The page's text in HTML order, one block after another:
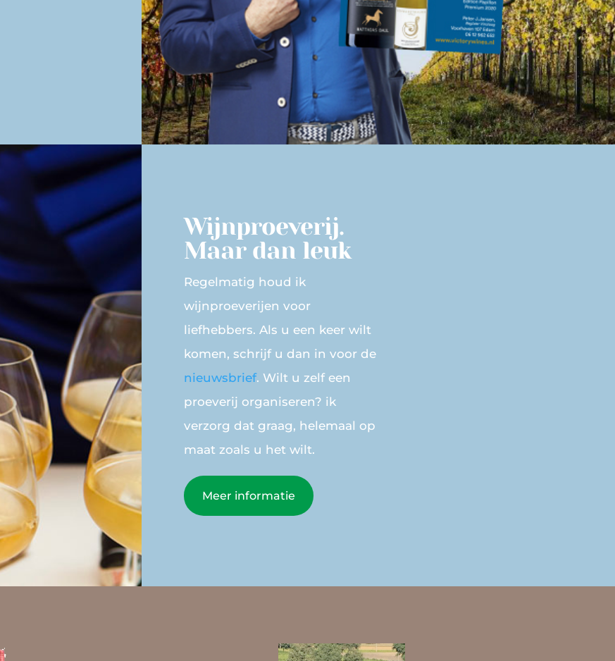
Wijnproeverij.
Maar dan leuk
Regelmatig houd ik
wijnproeverijen voor
liefhebbers. Als u een keer wilt
komen, schrijf u dan in voor de
nieuwsbrief. Wilt u zelf een
proeverij organiseren? ik
verzorg dat graag, helemaal op
maat zoals u het wilt.
Meer informatie